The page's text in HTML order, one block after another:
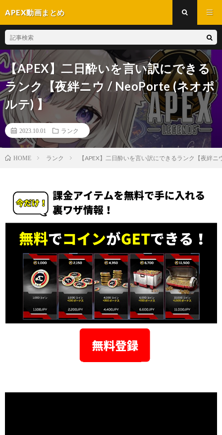
APEX動画まとめ
【APEX】二日酔いを言い訳にできる
ランク【夜絆ニウ / NeoPorte (ネオポ
ルテ) 】
2023.10.01 ランク
HOME ランク 【APEX】二日酔いを言い訳にできるランク【夜絆